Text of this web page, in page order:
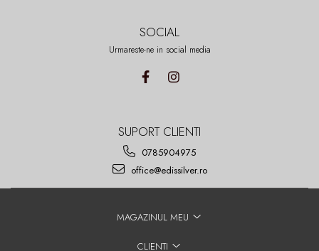
SOCIAL
Urmareste-ne in social media
SUPORT CLIENTI
0785904975
office@edissilver.ro
MAGAZINUL MEU
CLIENTI